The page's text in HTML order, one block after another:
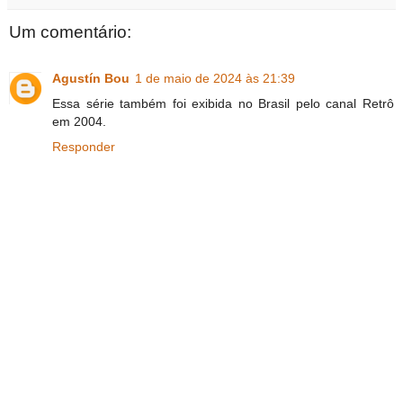
Um comentário:
Agustín Bou 1 de maio de 2024 às 21:39
Essa série também foi exibida no Brasil pelo canal Retrô
em 2004.
Responder